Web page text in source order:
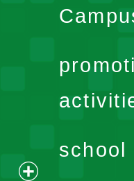
school